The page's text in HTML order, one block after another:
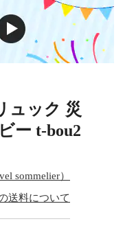
ュック 災
ー t-bou2
sommelier）
送料について